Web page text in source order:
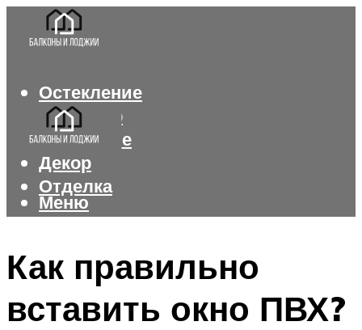
Остекление
Интерьер
Утепление
Декор
Отделка
Меню
Как правильно
вставить окно ПВХ?